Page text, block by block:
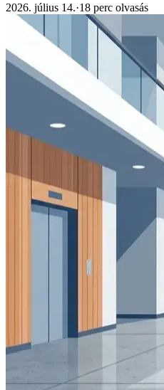
2026. július 14.·18 perc olvasás